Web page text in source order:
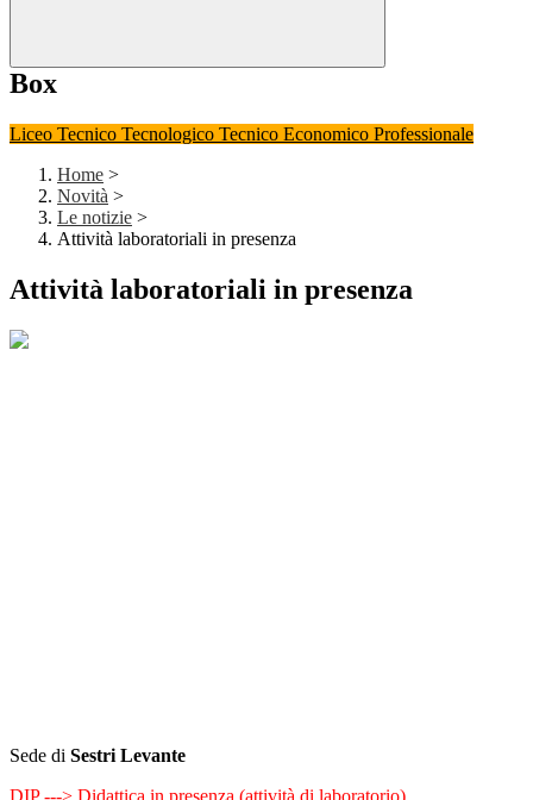
Box
Liceo Tecnico Tecnologico Tecnico Economico Professionale
Home >
Novità >
Le notizie >
Attività laboratoriali in presenza
Attività laboratoriali in presenza
Sede di Sestri Levante
DIP ---> Didattica in presenza (attività di laboratorio)